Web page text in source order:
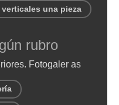
una pieza
rubro
Fotogaler as